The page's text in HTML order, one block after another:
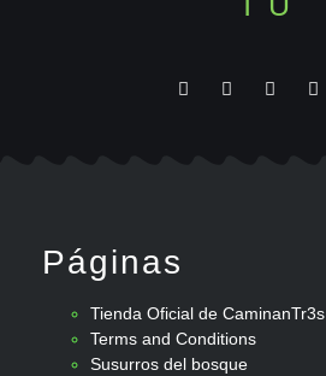
Páginas
Tienda Oficial de CaminanTr3s
Terms and Conditions
Susurros del bosque